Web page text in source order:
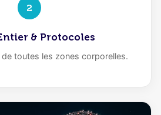
2
& Protocoles
toutes les zones corporelles.